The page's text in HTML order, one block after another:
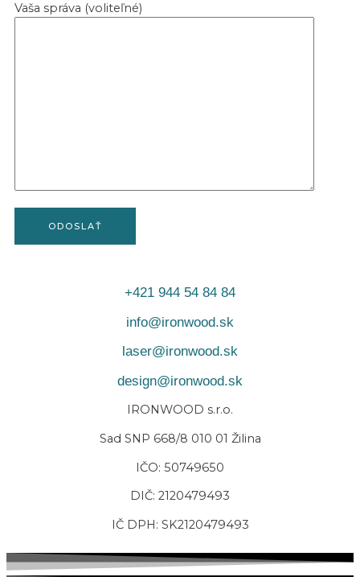
Vaša správa (voliteľné)
+421 944 54 84 84
info@ironwood.sk
laser@ironwood.sk
design@ironwood.sk
IRONWOOD s.r.o.
Sad SNP 668/8 010 01 Žilina
IČO: 50749650
DIČ: 2120479493
IČ DPH: SK2120479493